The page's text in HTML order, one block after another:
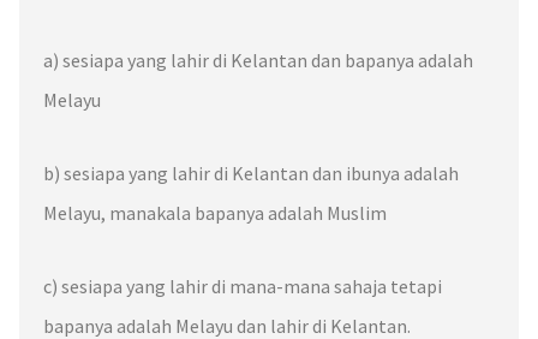
a) sesiapa yang lahir di Kelantan dan bapanya adalah
Melayu
b) sesiapa yang lahir di Kelantan dan ibunya adalah
Melayu, manakala bapanya adalah Muslim
c) sesiapa yang lahir di mana-mana sahaja tetapi
bapanya adalah Melayu dan lahir di Kelantan.